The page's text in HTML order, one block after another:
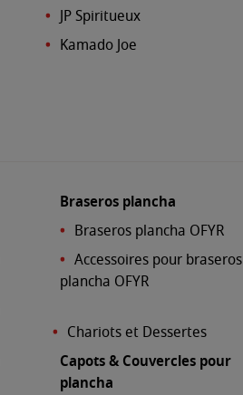
JP Spiritueux
Kamado Joe
Braseros plancha
Braseros plancha OFYR
Accessoires pour braseros
plancha OFYR
Chariots et Dessertes
Capots & Couvercles pour
plancha